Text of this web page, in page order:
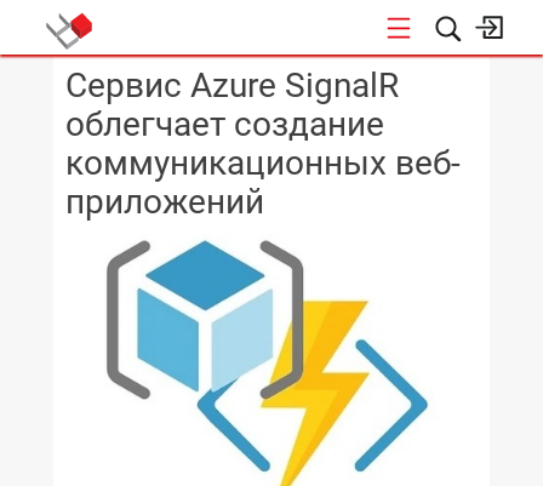
КОНФЕРЕНЦИИ
Cервис Azure SignalR
облегчает создание
коммуникационных веб-
приложений